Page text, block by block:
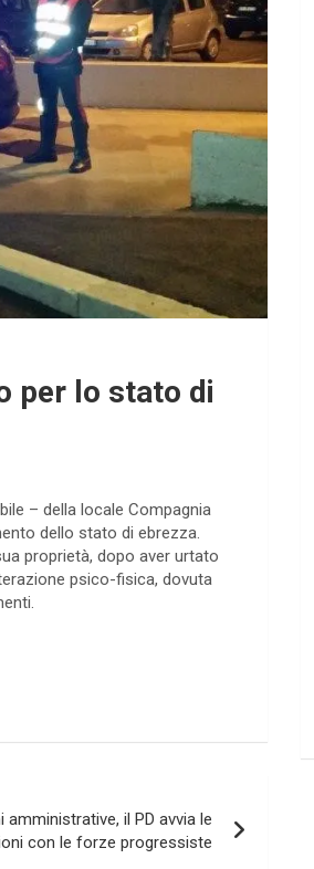
per lo stato di
– della locale Compagnia
dello stato di ebrezza.
proprietà, dopo aver urtato
psico-fisica, dovuta
amministrative, il PD avvia le
con le forze progressiste